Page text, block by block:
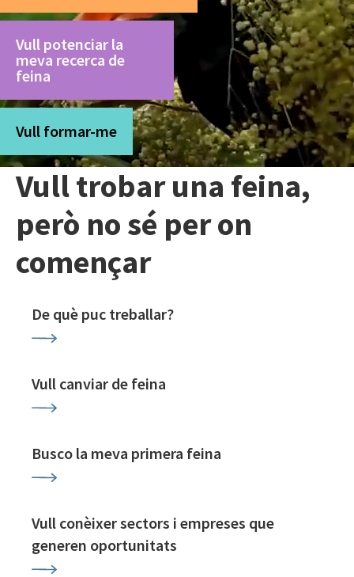
Vull potenciar la
meva recerca de
feina
Vull formar-me
Vull trobar una feina,
però no sé per on
començar
De què puc treballar?
Vull canviar de feina
Busco la meva primera feina
Vull conèixer sectors i empreses que
generen oportunitats